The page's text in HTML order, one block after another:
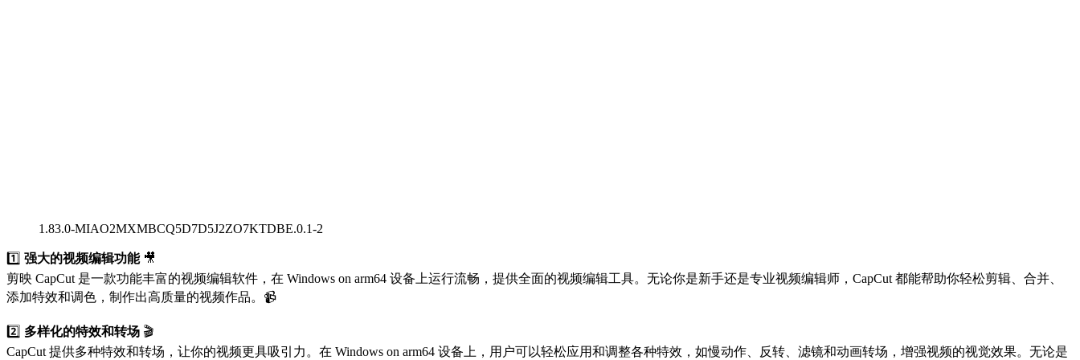
1.83.0-MIAO2MXMBCQ5D7D5J2ZO7KTDBE.0.1-2
1️⃣ 强大的视频编辑功能🎥
剪映 CapCut 是一款功能丰富的视频编辑软件，在 Windows on arm64 设备上运行流畅，提供全面的视频编辑工具。无论你是新手还是专业视频编辑师，CapCut 都能帮助你轻松剪辑、合并、
添加特效和调色，制作出高质量的视频作品。📹
2️⃣ 多样化的特效和转场 🎬
CapCut 提供多种特效和转场，让你的视频更具吸引力。在 Windows on arm64 设备上，用户可以轻松应用和调整各种特效，如慢动作、反转、滤镜和动画转场，增强视频的视觉效果。无论是